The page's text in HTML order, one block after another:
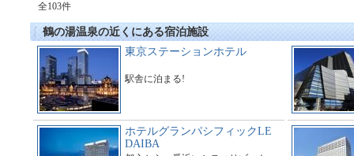
全103件
鶴の湯温泉の近くにある宿泊施設
東京ステーションホテル
駅舎に泊まる!
ホテルグランパシフィックLE
DAIBA